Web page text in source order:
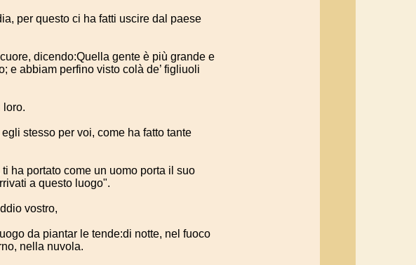
per questo ci ha fatti uscire dal paese
dicendo:Quella gente è più grande e
e abbiam perfino visto colà de’ figliuoli
loro.
stesso per voi, come ha fatto tante
ha portato come un uomo porta il suo
a questo luogo".
vostro,
da piantar le tende:di notte, nel fuoco
nella nuvola.